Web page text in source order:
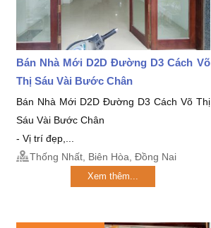
Bán Nhà Mới D2D Đường D3 Cách Võ
Thị Sáu Vài Bước Chân
Bán Nhà Mới D2D Đường D3 Cách Võ Thị
Sáu Vài Bước Chân
- Vị trí đẹp,...
Thống Nhất, Biên Hòa, Đồng Nai
Xem thêm...